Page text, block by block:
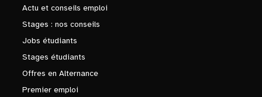
Actu et conseils emploi
Stages : nos conseils
Jobs étudiants
Stages étudiants
Offres en Alternance
Premier emploi